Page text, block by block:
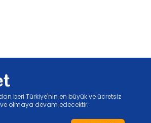
beri Türkiye'nin en büyük ve ücretsiz
olmaya devam edecektir.